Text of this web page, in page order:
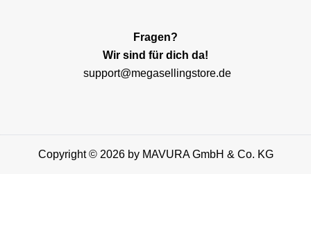
Fragen?
Wir sind für dich da!
support@megasellingstore.de
Copyright © 2026 by MAVURA GmbH & Co. KG